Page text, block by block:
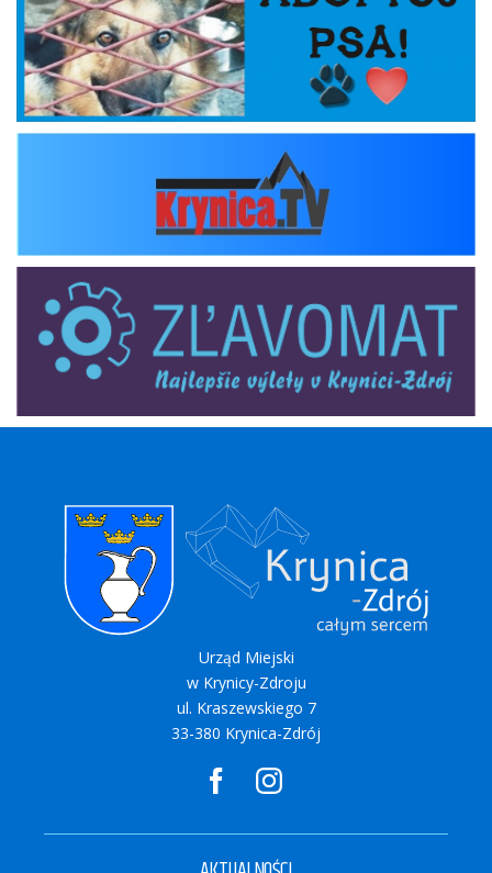
krynica_tv
Urząd Miejski
w Krynicy-Zdroju
ul. Kraszewskiego 7
33-380 Krynica-Zdrój